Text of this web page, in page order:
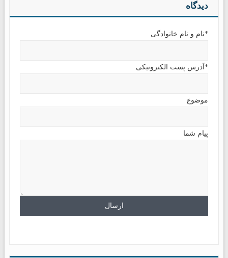
دیدگاه
*نام و نام خانوادگی
*آدرس پست الکترونیکی
موضوع
پیام شما